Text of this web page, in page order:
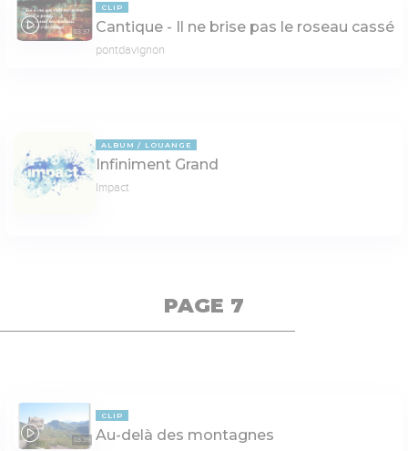
03:37
CLIP
Cantique - Il ne brise pas le roseau cassé
pontdavignon
ALBUM LOUANGE
Infiniment Grand
Impact
PAGE 7
03:39
CLIP
Au-delà des montagnes